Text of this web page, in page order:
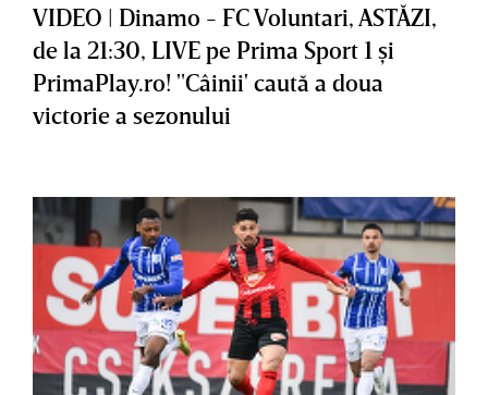
VIDEO | Dinamo - FC Voluntari, ASTĂZI,
de la 21:30, LIVE pe Prima Sport 1 şi
PrimaPlay.ro! "Câinii' caută a doua
victorie a sezonului